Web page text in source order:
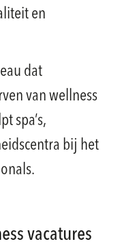
en
dat
van wellness
spa’s,
bij het
vacatures